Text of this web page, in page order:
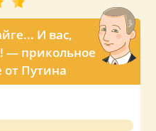
И вас,
— прикольное
от Путина